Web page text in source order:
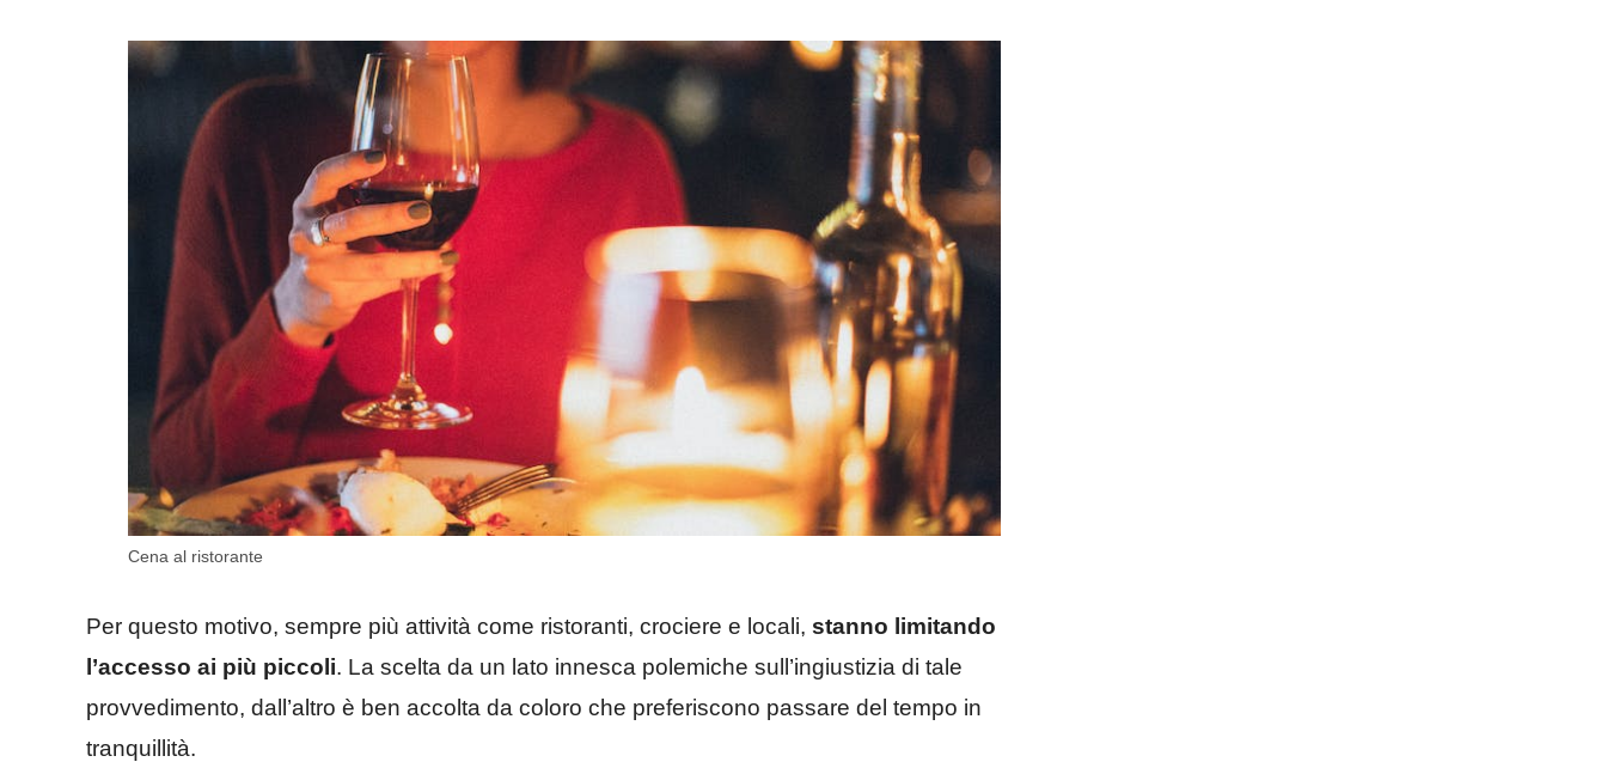
Cena al ristorante
Per questo motivo, sempre più attività come ristoranti, crociere e locali, stanno limitando
l’accesso ai più piccoli. La scelta da un lato innesca polemiche sull’ingiustizia di tale
provvedimento, dall’altro è ben accolta da coloro che preferiscono passare del tempo in
tranquillità.